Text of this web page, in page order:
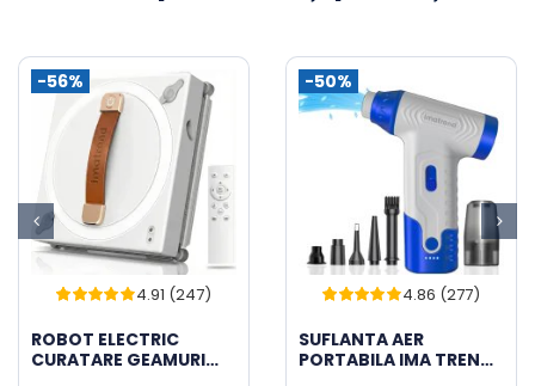
-56%
la4.91din 5
pe baza ade
evaluări de
4.91 (247)
ROBOT ELECTRIC
CURATARE GEAMURI
-50%
la 4.86din 5
pe baza ade
evaluări de
4.86 (277)
SUFLANTA AER
PORTABILA IMA TREND